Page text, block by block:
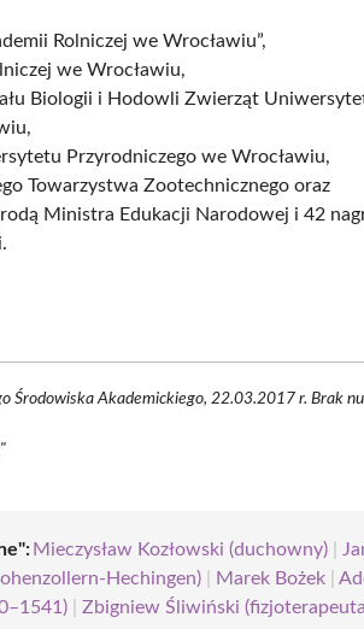
Rolniczej we Wrocławiu”,
we Wrocławiu,
Biologii i Hodowli Zwierząt
Przyrodniczego we Wrocławiu,
Towarzystwa Zootechnicznego oraz
Ministra Edukacji Narodowej i 42
Środowiska Akademickiego, 22.03.2017 r. Brak
Mieczysław Kozłowski (duchowny)
Hechingen) Marek Bożek |
|Zbigniew Śliwiński